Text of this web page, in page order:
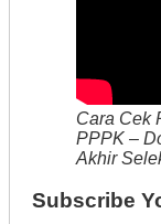
Cara Cek
PPPK –
Akhir
Subscribe